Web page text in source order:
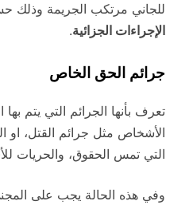
للجاني مرتكب الجريمة
الإجراءات الجزائية.
جرائم الحق الخاص
تعرف بأنها الجرائم التي يتم
الأشخاص مثل جرائم القتل، او
التي تمس الحقوق، والحريات
وفي هذه الحالة يجب على